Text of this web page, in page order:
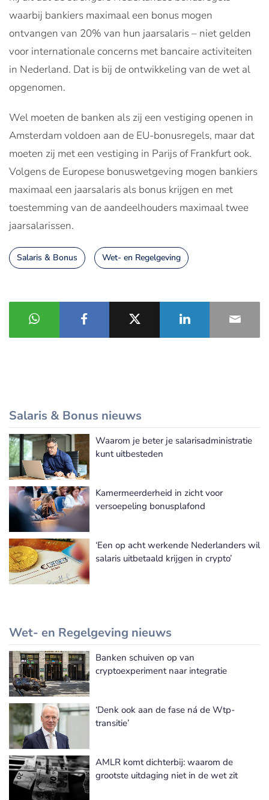
waarbij bankiers maximaal een bonus mogen
ontvangen van 20% van hun jaarsalaris – niet gelden
voor internationale concerns met bancaire activiteiten
in Nederland. Dat is bij de ontwikkeling van de wet al
opgenomen.
Wel moeten de banken als zij een vestiging openen in
Amsterdam voldoen aan de EU-bonusregels, maar dat
moeten zij met een vestiging in Parijs of Frankfurt ook.
Volgens de Europese bonuswetgeving mogen bankiers
maximaal een jaarsalaris als bonus krijgen en met
toestemming van de aandeelhouders maximaal twee
jaarsalarissen.
Salaris & Bonus Wet- en Regelgeving
Salaris & Bonus nieuws
Meer Salaris & Bonus nieuws
Waarom je beter je salarisadministratie
kunt uitbesteden
Kamermeerderheid in zicht voor
versoepeling bonusplafond
‘Een op acht werkende Nederlanders wil
salaris uitbetaald krijgen in crypto’
Wet- en Regelgeving nieuws
Meer Wet- en Regelgeving nieuws
Banken schuiven op van
cryptoexperiment naar integratie
‘Denk ook aan de fase ná de Wtp-
transitie’
AMLR komt dichterbij: waarom de
grootste uitdaging niet in de wet zit